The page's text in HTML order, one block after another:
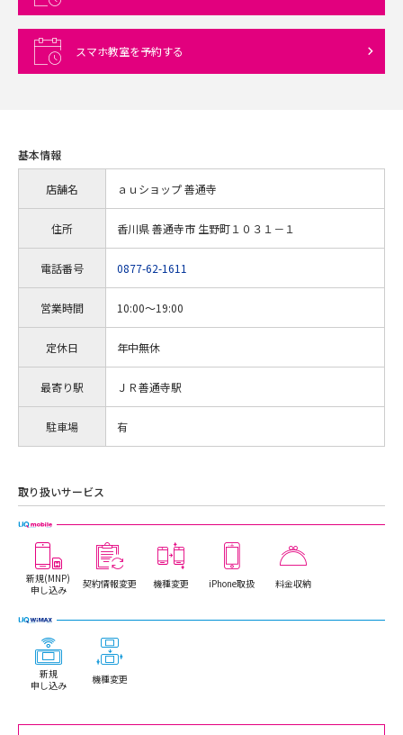
スマホ教室を予約する
基本情報
店舗名 ａｕショップ 善通寺
住所 香川県 善通寺市 生野町１０３１－１
電話番号 0877-62-1611
営業時間 10:00～19:00
定休日 年中無休
最寄り駅 ＪＲ善通寺駅
駐車場 有
取り扱いサービス
新規(MNP)
申し込み
契約情報変更 機種変更 iPhone取扱 料金収納
新規
申し込み
機種変更